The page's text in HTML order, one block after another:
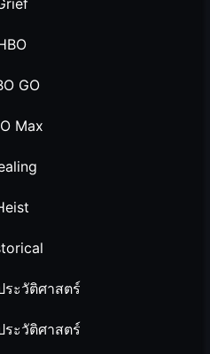
GO
Max
ะวัติศาสตร์
ะวัติศาสตร์